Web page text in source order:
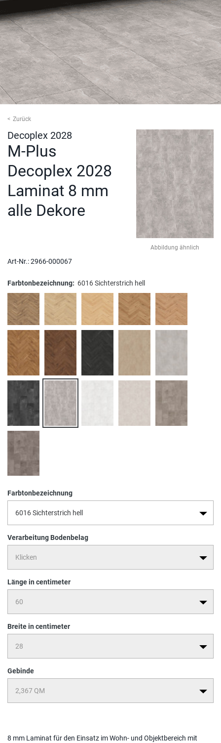
Zurück
Decoplex 2028
M-Plus
Decoplex 2028
Laminat 8 mm
alle Dekore
Abbildung ähnlich
8 mm Laminat für den Einsatz im Wohn- und Objektbereich mit
Art-Nr.:2966-000067
Farbtonbezeichnung: 6016 Sichterstrich hell
Farbtonbezeichnung
Verarbeitung Bodenbelag
Länge in centimeter
Breite in centimeter
Gebinde